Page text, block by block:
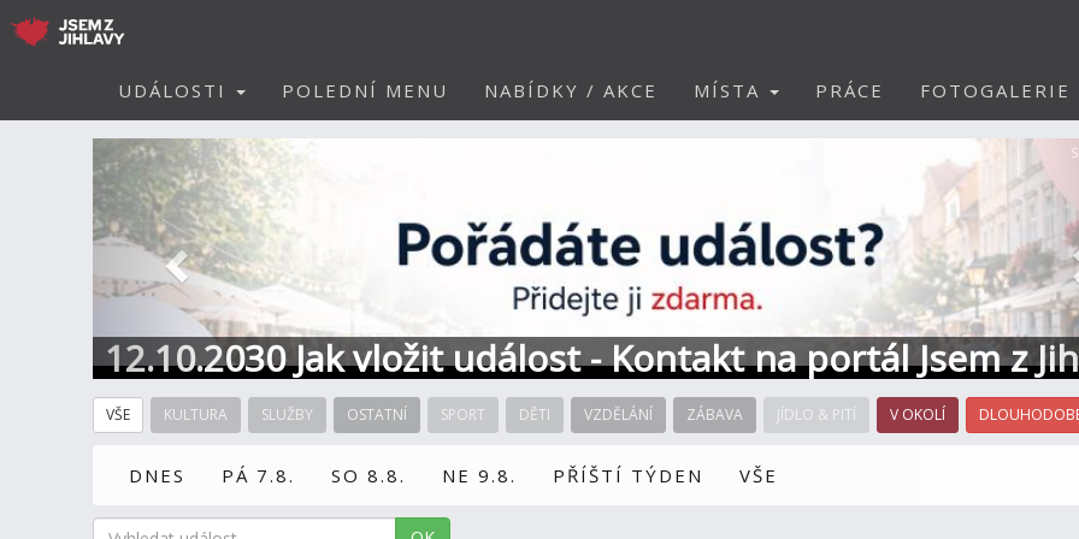
UDÁLOSTI POLEDNÍ MENU NABÍDKY / AKCE MÍSTA PRÁCE FOTOGALERIE
12.10.2030 Jak vložit událost - Kontakt na portál Jsem z
Předchozí
VŠE KULTURA SLUŽBY OSTATNÍ SPORT DĚTI VZDĚLÁNÍ ZÁBAVA JÍDLO & PITÍ V OKOLÍ
DNES PÁ 7.8. SO 8.8. NE 9.8. PŘÍŠTÍ TÝDEN VŠE